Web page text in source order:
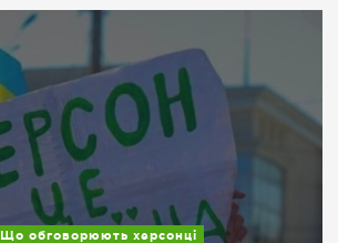
Що обговорюють херсонці